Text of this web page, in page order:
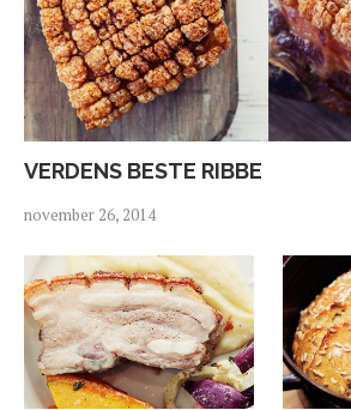
VERDENS BESTE RIBBE
november 26, 2014